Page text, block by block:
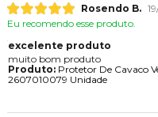
Rosendo B.
Eu recomendo esse produto.
excelente produto
muito bom produto
Produto:Protetor De Cavaco
2607010079 Unidade